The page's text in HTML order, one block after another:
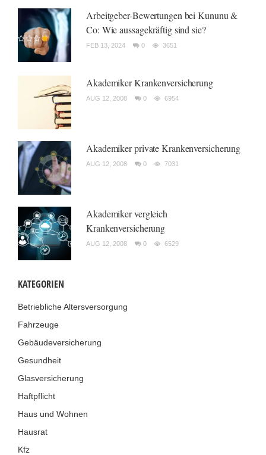
Arbeitgeber-Bewertungen bei Kununu &
Co: Wie aussagekräftig sind sie?
FEB 13, 2024 0 3651
Akademiker Krankenversicherung
AUG 12, 2008 0 6954
Akademiker private Krankenversicherung
AUG 12, 2008 0 7031
Akademiker vergleich
Krankenversicherung
AUG 12, 2008 0 6529
KATEGORIEN
Betriebliche Altersversorgung
Fahrzeuge
Gebäudeversicherung
Gesundheit
Glasversicherung
Haftpflicht
Haus und Wohnen
Hausrat
Kfz